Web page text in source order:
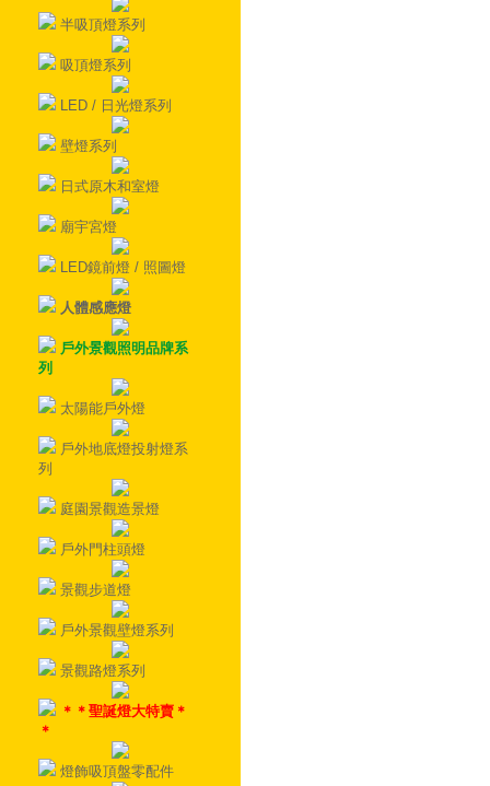
半吸頂燈系列
吸頂燈系列
LED / 日光燈系列
壁燈系列
日式原木和室燈
廟宇宮燈
LED鏡前燈 / 照圖燈
人體感應燈
戶外景觀照明品牌系
列
太陽能戶外燈
戶外地底燈投射燈系
列
庭園景觀造景燈
戶外門柱頭燈
景觀步道燈
戶外景觀壁燈系列
景觀路燈系列
＊＊聖誕燈大特賣＊
＊
燈飾吸頂盤零配件